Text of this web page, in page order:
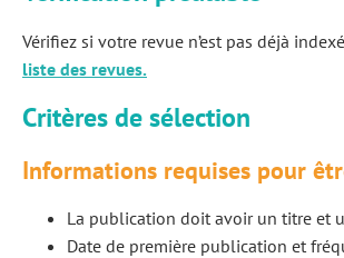
Vérifiez si votre revue n’est pas déjà
liste des revues.
Critères de sélection
Informations requises pour
La publication doit avoir un titre et
Date de première publication et